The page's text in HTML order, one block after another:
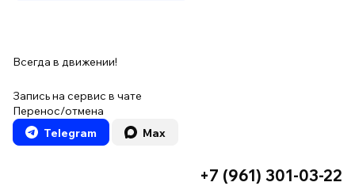
Всегда в движении!
Запись на сервис в чате
Перенос/отмена
Telegram
Max
+7 (961) 301-03-22